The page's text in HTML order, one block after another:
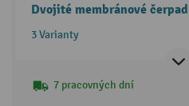
Dvojité membránové
3 Varianty
7 pracovných dní